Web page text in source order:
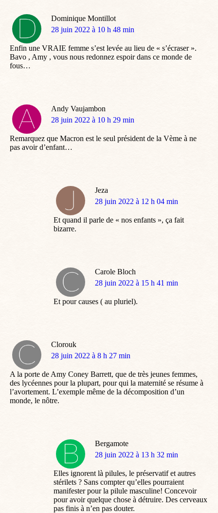
Dominique Montillot
dit
28 juin 2022 à 10 h 48 min
Enfin une VRAIE femme s’est levée au lieu de « s’écraser ».
Bavo , Amy , vous nous redonnez espoir dans ce monde de
fous…
Andy Vaujambon
dit
28 juin 2022 à 10 h 29 min
Remarquez que Macron est le seul président de la Vème à ne
pas avoir d’enfant…
Jeza
dit
28 juin 2022 à 12 h 04 min
Et quand il parle de « nos enfants », ça fait
bizarre.
Carole Bloch
dit
28 juin 2022 à 15 h 41 min
Et pour causes ( au pluriel).
Clorouk
dit
28 juin 2022 à 8 h 27 min
A la porte de Amy Coney Barrett, que de très jeunes femmes,
des lycéennes pour la plupart, pour qui la maternité se résume à
l’avortement. L’exemple même de la décomposition d’un
monde, le nôtre.
Bergamote
dit
28 juin 2022 à 13 h 32 min
Elles ignorent là pilules, le préservatif et autres
stérilets ? Sans compter qu’elles pourraient
manifester pour la pilule masculine! Concevoir
pour avoir quelque chose à détruire. Des cerveaux
pas finis à n’en pas douter.